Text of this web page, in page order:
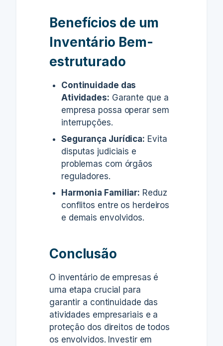
Benefícios de um
Inventário Bem-
estruturado
Continuidade das
Atividades: Garante que a
empresa possa operar sem
interrupções.
Segurança Jurídica: Evita
disputas judiciais e
problemas com órgãos
reguladores.
Harmonia Familiar: Reduz
conflitos entre os herdeiros
e demais envolvidos.
Conclusão
O inventário de empresas é
uma etapa crucial para
garantir a continuidade das
atividades empresariais e a
proteção dos direitos de todos
os envolvidos. Investir em